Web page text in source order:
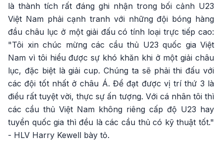
là thành tích rất đáng ghi nhận trong bối cảnh U23
Việt Nam phải cạnh tranh với những đội bóng hàng
đầu châu lục ở một giải đấu có tính loại trực tiếp cao:
"Tôi xin chúc mừng các cầu thủ U23 quốc gia Việt
Nam vì tôi hiểu được sự khó khăn khi ở một giải châu
lục, đặc biệt là giải cup. Chúng ta sẽ phải thi đấu với
các đội tốt nhất ở châu Á. Để đạt được vị trí thứ 3 là
điều rất tuyệt vời, thực sự ấn tượng. Với cá nhân tôi thì
các cầu thủ Việt Nam không riêng cấp độ U23 hay
tuyển quốc gia thì đều là các cầu thủ có kỹ thuật tốt."
- HLV Harry Kewell bày tỏ.